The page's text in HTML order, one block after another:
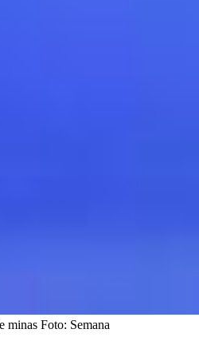
minas Foto: Semana